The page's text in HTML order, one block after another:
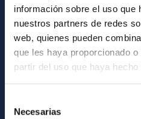
información sobre el uso que
nuestros partners de redes
web, quienes pueden
que les haya proporcionado
partir del uso que haya
Necesarias
Contacto
Cómo llegar al IAC
Directorio de personal
Biblioteca